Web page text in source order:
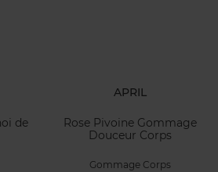
de
APRIL
Rose Pivoine Gommage
Douceur Corps
Gommage Corps